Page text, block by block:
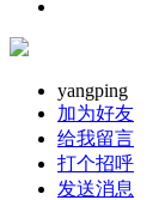
yangping
加为好友
给我留言
打个招呼
发送消息